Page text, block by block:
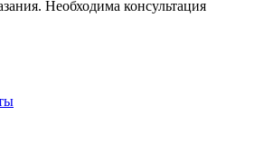
Необходима консультация